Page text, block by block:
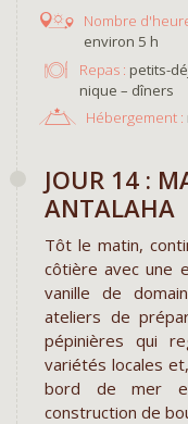
environ 5 h
Repas : petits-
nique – dîners
Hébergement :
JOUR 14 :
ANTALAHA
Tôt le matin,
côtière avec une
vanille de
ateliers de
pépinières qui
variétés locales
bord de mer
construction de